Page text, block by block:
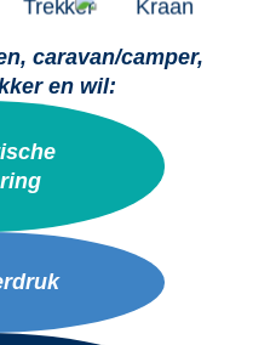
caravan/camper,
en wil: